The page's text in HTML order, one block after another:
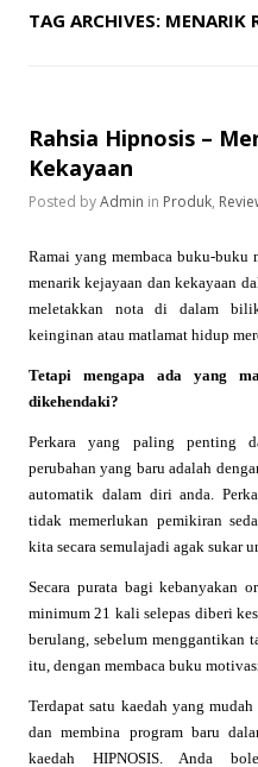
TAG ARCHIVES: MENARIK
Rahsia Hipnosis –
Kekayaan
Posted byAdmin in Produk,
Ramai yang membaca buku-
menarik kejayaan dan kekayaan
meletakkan nota di dalam
keinginan atau matlamat hidup
Tetapi mengapa ada yang
dikehendaki?
Perkara yang paling penting
perubahan yang baru adalah
automatik dalam diri anda.
tidak memerlukan pemikiran
kita secara semulajadi agak sukar
Secara purata bagi kebanyakan
minimum 21 kali selepas diberi
berulang, sebelum menggantikan
itu, dengan membaca buku
Terdapat satu kaedah yang
dan membina program baru
kaedah HIPNOSIS. Anda